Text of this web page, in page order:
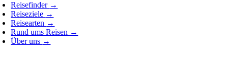
Reisefinder →
Reiseziele →
Reisearten →
Rund ums Reisen →
Über uns →